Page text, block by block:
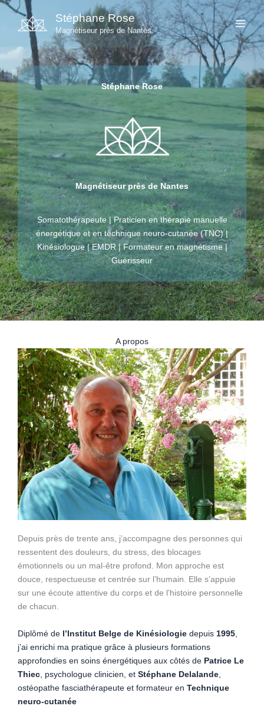
Aller
contenu
Stéphane Rose
Magnétiseur près de Nantes
Stéphane Rose
Magnétiseur près de Nantes
Somatothérapeute | Praticien en thérapie manuelle
énergétique et en technique neuro-cutanée (TNC) |
Kinésiologue | EMDR | Formateur en magnétisme |
Guérisseur
A propos
Depuis près de trente ans, j’accompagne des personnes qui
ressentent des douleurs, du stress, des blocages
émotionnels ou un mal-être profond. Mon approche est
douce, respectueuse et centrée sur l’humain. Elle s’appuie
sur une écoute attentive du corps et de l’histoire personnelle
de chacun.
Diplômé de l’Institut Belge de Kinésiologie depuis 1995
j’ai enrichi ma pratique grâce à plusieurs formations
approfondies en soins énergétiques aux côtés de Patrice Le
Thiec , psychologue clinicien, et Stéphane Delalande
ostéopathe fasciathérapeute et formateur en Technique
neuro-cutanée